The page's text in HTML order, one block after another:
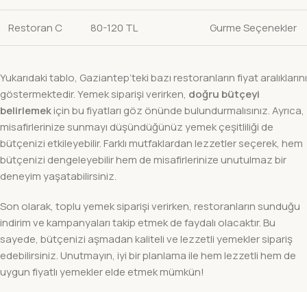
Restoran C 80-120 TL Gurme Seçenekler
Yukarıdaki tablo, Gaziantep’teki bazı restoranların fiyat aralıklarını
göstermektedir. Yemek siparişi verirken, doğru bütçeyi
belirlemekiçin bu fiyatları göz önünde bulundurmalısınız. Ayrıca,
misafirlerinize sunmayı düşündüğünüz yemek çeşitliliği de
bütçenizi etkileyebilir. Farklı mutfaklardan lezzetler seçerek, hem
bütçenizi dengeleyebilir hem de misafirlerinize unutulmaz bir
deneyim yaşatabilirsiniz.
Son olarak, toplu yemek siparişi verirken, restoranların sunduğu
indirim ve kampanyaları takip etmek de faydalı olacaktır. Bu
sayede, bütçenizi aşmadan kaliteli ve lezzetli yemekler sipariş
edebilirsiniz. Unutmayın, iyi bir planlama ile hem lezzetli hem de
uygun fiyatlı yemekler elde etmek mümkün!